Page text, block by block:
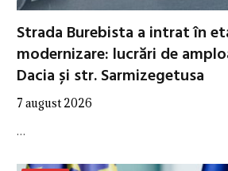
Strada Burebista a intrat în
modernizare: lucrări de
Dacia și str. Sarmizegetusa
7 august 2026
…